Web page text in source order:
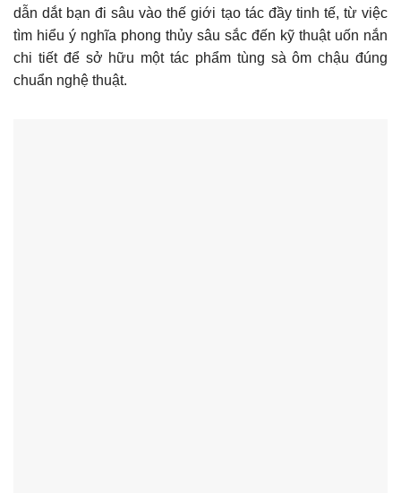
dẫn dắt bạn đi sâu vào thế giới tạo tác đầy tinh tế, từ việc
tìm hiểu ý nghĩa phong thủy sâu sắc đến kỹ thuật uốn nắn
chi tiết để sở hữu một tác phẩm tùng sà ôm chậu đúng
chuẩn nghệ thuật.